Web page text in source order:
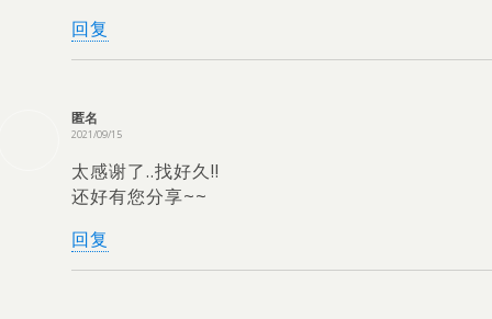
回复
匿名
2021/09/15
太感谢了..找好久!!
还好有您分享~~
回复